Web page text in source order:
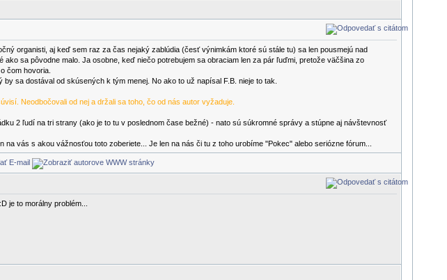
organisti, aj keď sem raz za čas nejaký zablúdia (česť výnimkám ktoré sú stále tu) sa len pousmejú nad
sa pôvodne malo. Ja osobne, keď niečo potrebujem sa obraciam len za pár ľuďmi, pretože väčšina zo
čom hovoria.
sa dostával od skúsených k tým menej. No ako to už napísal F.B. nieje to tak.
Neodbočovali od nej a držali sa toho, čo od nás autor vyžaduje.
2 ľudí na tri strany (ako je to tu v poslednom čase bežné) - nato sú súkromné správy a stúpne aj návštevnosť
vás s akou vážnosťou toto zoberiete... Je len na nás či tu z toho urobíme "Pokec" alebo seriózne fórum...
je to morálny problém...